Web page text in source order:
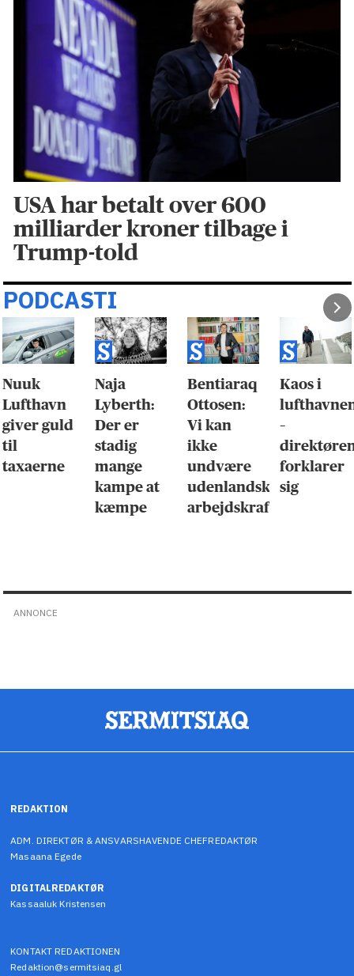
USA har betalt over 600
milliarder kroner tilbage i
Trump-told
PODCASTI
Nuuk
Lufthavn
giver guld
til
taxaerne
Naja
Lyberth:
Der er
stadig
mange
kampe at
kæmpe
Bentiaraq
Ottosen:
Vi kan
ikke
undvære
udenlandsk
arbejdskraft
Kaos i
–
forklarer
sig
ANNONCE
REDAKTION
ADM. DIREKTØR & ANSVARSHAVENDE CHEFREDAKTØR
Masaana Egede
DIGITALREDAKTØR
Kassaaluk Kristensen
KONTAKT REDAKTIONEN
Redaktion@sermitsiaq.gl